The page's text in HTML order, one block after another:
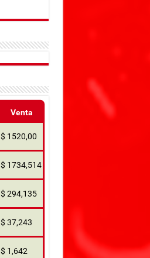
Venta
$ 1520,00
$ 1734,514
$ 294,135
$ 37,243
$ 1,642